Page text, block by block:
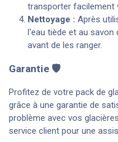
transporter facilement
Nettoyage : Après
l'eau tiède et au savon
avant de les ranger.
Garantie 🛡️
Profitez de votre pack de
grâce à une garantie de
problème avec vos
service client pour une